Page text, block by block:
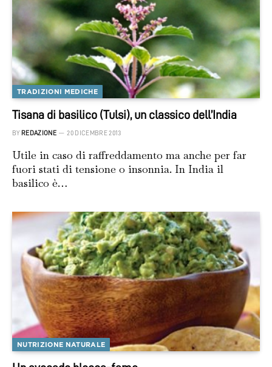
TRADIZIONI MEDICHE
Tisana di basilico (Tulsi), un classico dell’India
BY REDAZIONE 20 DICEMBRE 2013
Utile in caso di raffreddamento ma anche per far
fuori stati di tensione o insonnia. In India il
basilico è…
NUTRIZIONE NATURALE